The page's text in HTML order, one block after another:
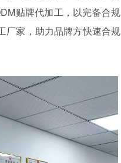
贴牌代加工，以完备合规
厂家，助力品牌方快速合规